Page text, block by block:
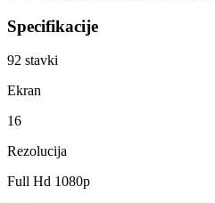
Specifikacije
92 stavki
Ekran
16
Rezolucija
Full Hd 1080p